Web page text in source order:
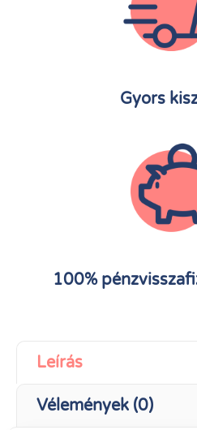
Gyors
100%
Leírás
Vélemények (0)